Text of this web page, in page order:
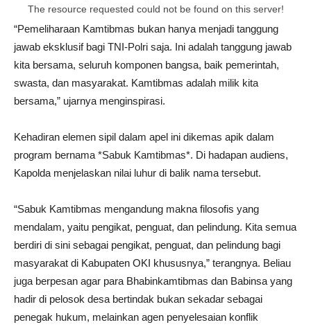
“Pemeliharaan Kamtibmas bukan hanya menjadi tanggung
jawab eksklusif bagi TNI-Polri saja. Ini adalah tanggung jawab
kita bersama, seluruh komponen bangsa, baik pemerintah,
swasta, dan masyarakat. Kamtibmas adalah milik kita
bersama,” ujarnya menginspirasi.
Kehadiran elemen sipil dalam apel ini dikemas apik dalam
program bernama *Sabuk Kamtibmas*. Di hadapan audiens,
Kapolda menjelaskan nilai luhur di balik nama tersebut.
“Sabuk Kamtibmas mengandung makna filosofis yang
mendalam, yaitu pengikat, penguat, dan pelindung. Kita semua
berdiri di sini sebagai pengikat, penguat, dan pelindung bagi
masyarakat di Kabupaten OKI khususnya,” terangnya. Beliau
juga berpesan agar para Bhabinkamtibmas dan Babinsa yang
hadir di pelosok desa bertindak bukan sekadar sebagai
penegak hukum, melainkan agen penyelesaian konflik
The resource requested could not be found on this server!